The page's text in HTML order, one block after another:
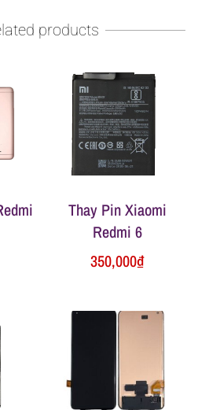
products
Thay Pin Xiaomi
Redmi 6
350,000₫